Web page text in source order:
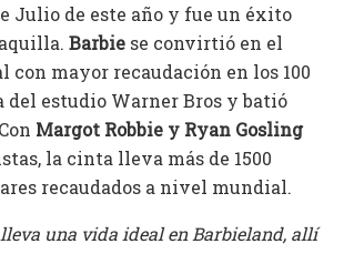
Julio de este año y fue un éxito
Barbie se convirtió en el
con mayor recaudación en los 100
del estudio Warner Bros y batió
Margot Robbie y Ryan Gosling
la cinta lleva más de 1500
recaudados a nivel mundial.
lleva una vida ideal en Barbieland, allí